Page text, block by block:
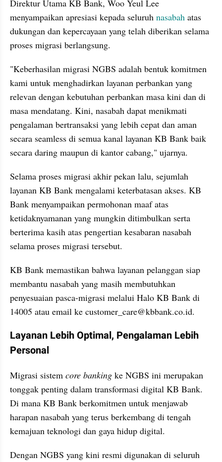
Direktur Utama KB Bank, Woo Yeul Lee
menyampaikan apresiasi kepada seluruh nasabah atas
dukungan dan kepercayaan yang telah diberikan selama
proses migrasi berlangsung.
"Keberhasilan migrasi NGBS adalah bentuk komitmen
kami untuk menghadirkan layanan perbankan yang
relevan dengan kebutuhan perbankan masa kini dan di
masa mendatang. Kini, nasabah dapat menikmati
pengalaman bertransaksi yang lebih cepat dan aman
secara seamless di semua kanal layanan KB Bank baik
secara daring maupun di kantor cabang," ujarnya.
Selama proses migrasi akhir pekan lalu, sejumlah
layanan KB Bank mengalami keterbatasan akses. KB
Bank menyampaikan permohonan maaf atas
ketidaknyamanan yang mungkin ditimbulkan serta
berterima kasih atas pengertian kesabaran nasabah
selama proses migrasi tersebut.
KB Bank memastikan bahwa layanan pelanggan siap
membantu nasabah yang masih membutuhkan
penyesuaian pasca-migrasi melalui Halo KB Bank di
14005 atau email ke customer_care@kbbank.co.id.
Layanan Lebih Optimal, Pengalaman Lebih
Personal
Migrasi sistem core banking ke NGBS ini merupakan
tonggak penting dalam transformasi digital KB Bank.
Di mana KB Bank berkomitmen untuk menjawab
harapan nasabah yang terus berkembang di tengah
kemajuan teknologi dan gaya hidup digital.
Dengan NGBS yang kini resmi digunakan di seluruh